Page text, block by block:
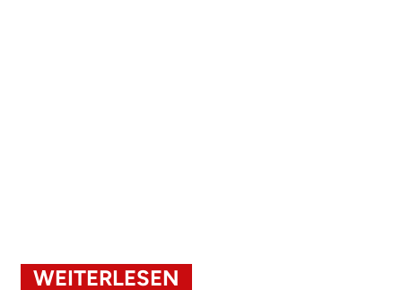
WEITERLESEN